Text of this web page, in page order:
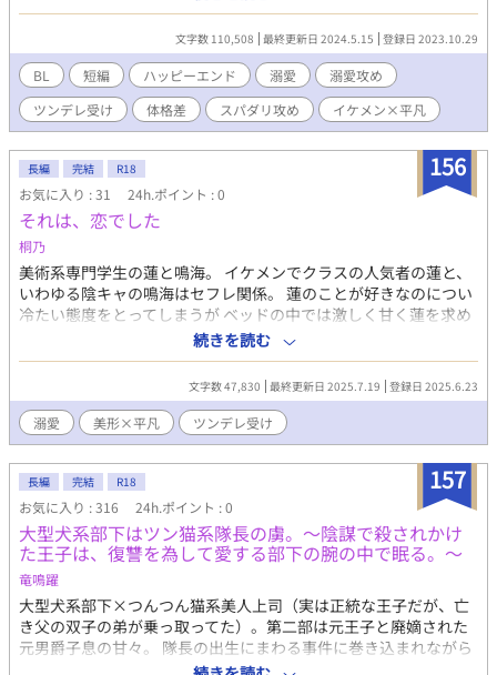
インするも、大失敗で振られてざまぁな俺。 訳アリで女装したま
ま始発まで過ごす羽目に……。 恋のライバルであり親友でもある
男に、助けを求めたところ、その男の友人の家に上がらせてもら
えたまではよかったが……。 女だと勘違いされて、突然なんかエ
ッチなことが、おっぱじまってしまった。 初めてなのに、感じま
くってもう身も心も人生も……おかしくなっちゃいそうです！？
文字数 110,508 最終更新日 2024.5.15 登録日 2023.10.29
BL 短編 ハッピーエンド 溺愛
溺愛攻め
ツンデレ受け
体格差 スパダリ攻め イケメン×平凡
156
長編 完結 R18
お気に入り : 31 24h.ポイント : 0
それは、恋でした
桐乃
美術系専門学生の蓮と鳴海。 イケメンでクラスの人気者の蓮と、
いわゆる陰キャの鳴海はセフレ関係。 蓮のことが好きなのについ
冷たい態度をとってしまうが ベッドの中では激しく甘く蓮を求め
る。 ノンデリな攻と真面目な受。 そんな二人の話です。 全7話 次
の更新は20:00です。 - - - - - - - - - - - - - - - - - - - - - - - - - -
2025.07.13 1度完結しましたが、続編を書いています。 ぜひよろ
しくお願いします。 (pixivに掲載した話です)
続きを読む
文字数 47,830 最終更新日 2025.7.19 登録日 2025.6.23
溺愛 美形×平凡 ツンデレ受け
157
長編 完結 R18
お気に入り : 316 24h.ポイント : 0
大型犬系部下はツン猫系隊長の虜。～陰謀で殺されかけ
た王子は、復讐を為して愛する部下の腕の中で眠る。～
竜鳴躍
大型犬系部下×つんつん猫系美人上司（実は正統な王子だが、亡
き父の双子の弟が乗っ取ってた）。第二部は元王子と廃嫡された
元男爵子息の甘々。 隊長の出生にまわる事件に巻き込まれながら
も、二人は徐々に愛を育み、ザマァに向かって話が進みます。 ☆